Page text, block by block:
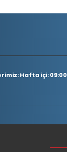
Hafta içi: 09:00